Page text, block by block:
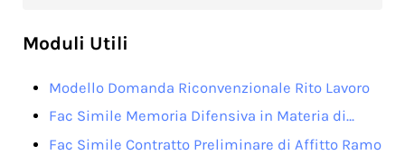
Moduli Utili
Modello Domanda Riconvenzionale Rito Lavoro
Fac Simile Memoria Difensiva in Materia di…
Fac Simile Contratto Preliminare di Affitto Ramo